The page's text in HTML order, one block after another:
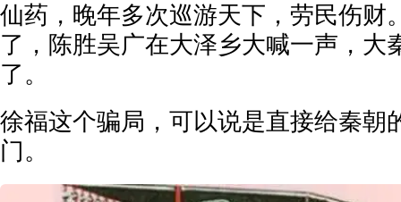
仙药，晚年多次巡游天下，劳民伤财
了，陈胜吴广在大泽乡大喊一声，大
了。
徐福这个骗局，可以说是直接给秦朝
门。